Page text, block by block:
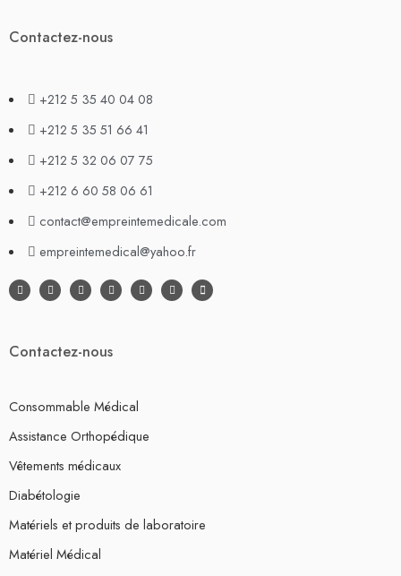
Contactez-nous
+212 5 35 40 04 08
+212 5 35 51 66 41
+212 5 32 06 07 75
+212 6 60 58 06 61
contact@empreintemedicale.com
empreintemedical@yahoo.fr
Contactez-nous
Consommable Médical
Assistance Orthopédique
Vêtements médicaux
Diabétologie
Matériels et produits de laboratoire
Matériel Médical